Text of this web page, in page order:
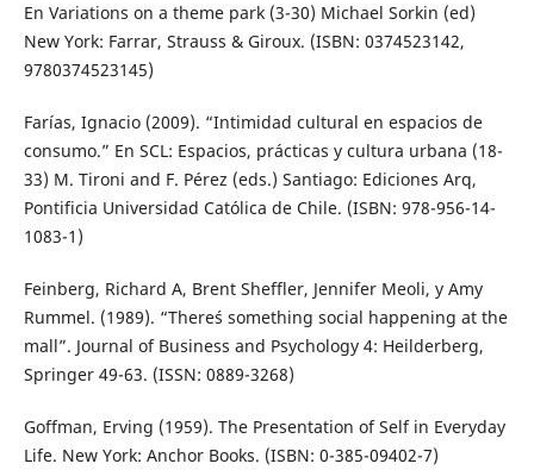
En Variations on a theme park (3-30) Michael Sorkin (ed)
New York: Farrar, Strauss & Giroux. (ISBN: 0374523142,
9780374523145)
Farías, Ignacio (2009). “Intimidad cultural en espacios de
consumo.” En SCL: Espacios, prácticas y cultura urbana (18-
33) M. Tironi and F. Pérez (eds.) Santiago: Ediciones Arq,
Pontificia Universidad Católica de Chile. (ISBN: 978-956-14-
1083-1)
Feinberg, Richard A, Brent Sheffler, Jennifer Meoli, y Amy
Rummel. (1989). “There´s something social happening at the
mall”. Journal of Business and Psychology 4: Heilderberg,
Springer 49-63. (ISSN: 0889-3268)
Goffman, Erving (1959). The Presentation of Self in Everyday
Life. New York: Anchor Books. (ISBN: 0-385-09402-7)